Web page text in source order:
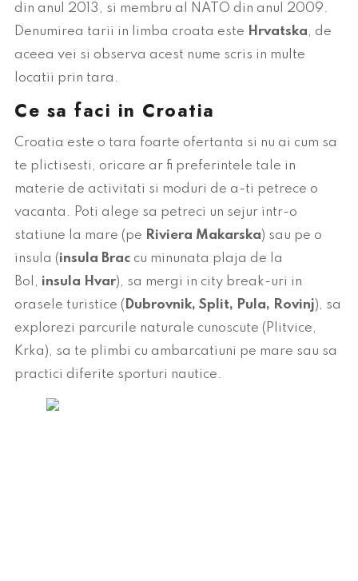
din anul 2013, si membru al NATO din anul 2009.
Denumirea tarii in limba croata este Hrvatska, de
aceea vei si observa acest nume scris in multe
locatii prin tara.
Ce sa faci in Croatia
Croatia este o tara foarte ofertanta si nu ai cum sa
te plictisesti, oricare ar fi preferintele tale in
materie de activitati si moduri de a-ti petrece o
vacanta. Poti alege sa petreci un sejur intr-o
statiune la mare (pe Riviera Makarska) sau pe o
insula (insula Brac cu minunata plaja de la
Bol, insula Hvar), sa mergi in city break-uri in
orasele turistice ( Dubrovnik, Split, Pula, Rovinj), sa
explorezi parcurile naturale cunoscute (Plitvice,
Krka), sa te plimbi cu ambarcatiuni pe mare sau sa
practici diferite sporturi nautice.